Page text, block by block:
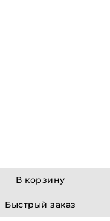
В корзину
Быстрый заказ